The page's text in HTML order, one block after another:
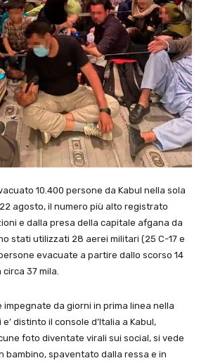
10.400 persone da Kabul nella sola
agosto, il numero più alto registrato
e dalla presa della capitale afgana da
stati utilizzati 28 aerei militari (25 C-17 e
evacuate a partire dallo scorso 14
circa 37 mila.
da giorni in prima linea nella
distinto il console d’Italia a Kabul,
foto diventate virali sui social, si vede
bambino, spaventato dalla ressa e in